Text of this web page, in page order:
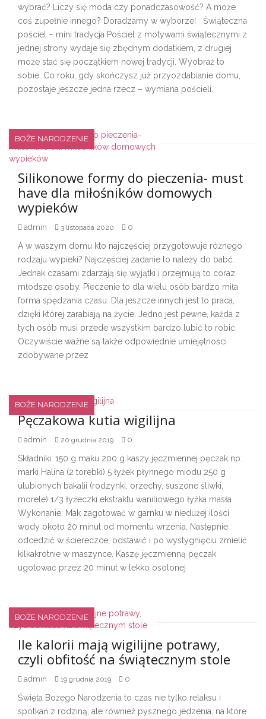
wybrać? Liczy się moda czy ponadczasowość? A może
coś zupełnie innego? Doradzamy w wyborze! Świąteczna
pościel – mini tradycja Pościel z motywami świątecznymi z
jednej strony wydaje się zbędnym dodatkiem, z drugiej
może stać się początkiem nowej tradycji. Wyobraź to
sobie. Co roku, gdy skończysz już przyozdabianie domu,
pozostaje jeszcze jedna rzecz – wymiana pościeli.
BOŻE NARODZENIE
Silikonowe formy do pieczenia- must
have dla miłośników domowych
wypieków
admin 3 listopada 2020 0
A w waszym domu kto najczęściej przygotowuje różnego
rodzaju wypieki? Najczęściej zadanie to należy do babć.
Jednak czasami zdarzają się wyjątki i przejmują to coraz
młodsze osoby. Pieczenie to dla wielu osób bardzo miła
forma spędzania czasu. Dla jeszcze innych jest to praca,
dzięki której zarabiają na życie. Jedno jest pewne, każda z
tych osób musi przede wszystkim bardzo lubić to robić.
Oczywiście ważne są także odpowiednie umiejętności
zdobywane przez
BOŻE NARODZENIE
Pęczakowa kutia wigilijna
admin 20 grudnia 2019 0
Składniki: 150 g maku 200 g kaszy jęczmiennej pęczak np.
marki Halina (2 torebki) 5 łyżek płynnego miodu 250 g
ulubionych bakalii (rodzynki, orzechy, suszone śliwki,
morele) 1/3 łyżeczki ekstraktu waniliowego łyżka masła
Wykonanie: Mak zagotować w garnku w niedużej ilości
wody około 20 minut od momentu wrzenia. Następnie
odcedzić w ściereczce, odstawić i po wystygnięciu zmielić
kilkakrotnie w maszynce. Kaszę jęczmienną pęczak
ugotować przez 20 minut w lekko osolonej
BOŻE NARODZENIE
Ile kalorii mają wigilijne potrawy,
czyli obfitość na świątecznym stole
admin 19 grudnia 2019 0
Święta Bożego Narodzenia to czas nie tylko relaksu i
spotkań z rodziną, ale również pysznego jedzenia, na które